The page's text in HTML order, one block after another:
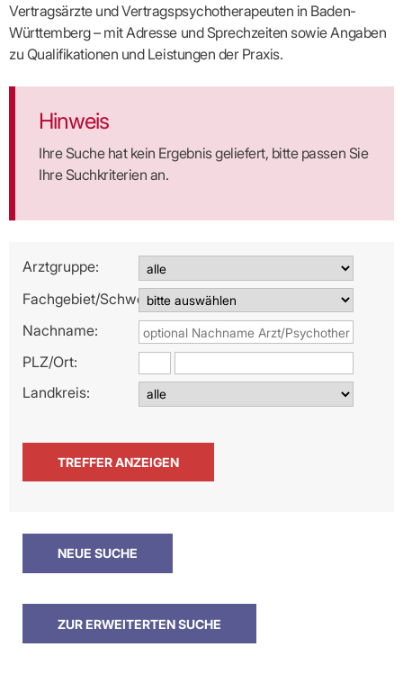
Vertragsärzte und Vertragspsycho­therapeuten in Baden-
Württemberg – mit Adresse und Sprechzeiten sowie Angaben
zu Qualifikationen und Leistungen der Praxis.
Hinweis
Ihre Suche hat kein Ergebnis geliefert, bitte passen Sie
Ihre Suchkriterien an.
Arztgruppe:
Fachgebiet/Schwerpunkt:
Nachname:
PLZ/Ort:
Landkreis: